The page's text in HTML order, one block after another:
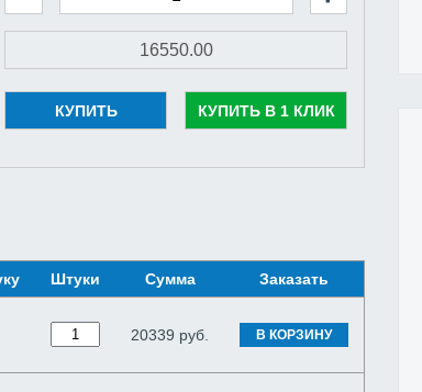
КУПИТЬ КУПИТЬ В 1 КЛИК
Штуки Сумма Заказать
20339 руб. В КОРЗИНУ